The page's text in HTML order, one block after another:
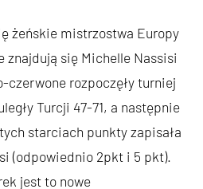
żeńskie mistrzostwa Europy
znajdują się Michelle Nassisi
czerwone rozpoczęły turniej
Turcji 47-71, a następnie
starciach punkty zapisała
(odpowiednio 2pkt i 5 pkt).
jest to nowe